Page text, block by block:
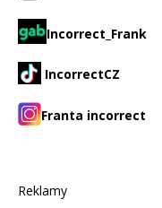
Incorrect_Frank
IncorrectCZ
Franta incorrect
Reklamy